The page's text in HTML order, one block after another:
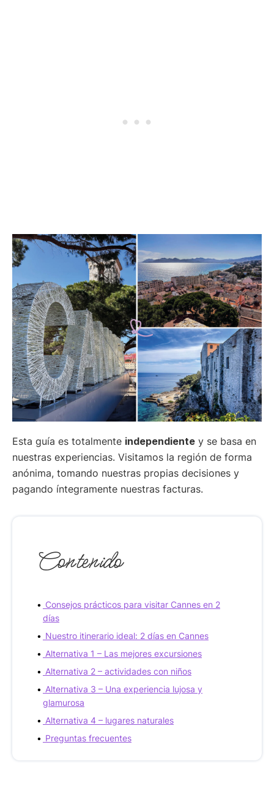
Esta guía es totalmente independiente y se basa en
nuestras experiencias. Visitamos la región de forma
anónima, tomando nuestras propias decisiones y
pagando íntegramente nuestras facturas.
Contenido
Consejos prácticos para visitar Cannes en 2
días
Nuestro itinerario ideal: 2 días en Cannes
Alternativa 1 – Las mejores excursiones
Alternativa 2 – actividades con niños
Alternativa 3 – Una experiencia lujosa y
glamurosa
Alternativa 4 – lugares naturales
Preguntas frecuentes